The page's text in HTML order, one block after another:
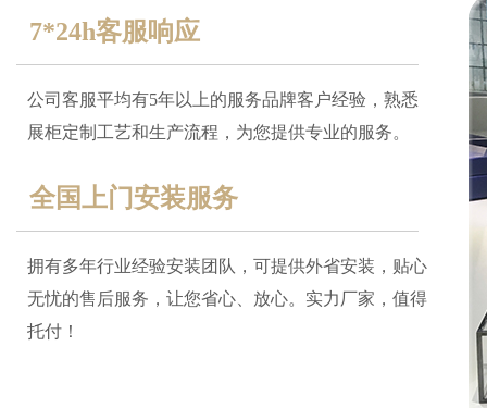
7*24h客服响应
公司客服平均有5年以上的服务品牌客户经验，熟悉
展柜定制工艺和生产流程，为您提供专业的服务。
全国上门安装服务
拥有多年行业经验安装团队，可提供外省安装，贴心
无忧的售后服务，让您省心、放心。实力厂家，值得
托付！